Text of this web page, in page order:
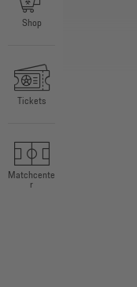
Shop
Tickets
Matchcente
r